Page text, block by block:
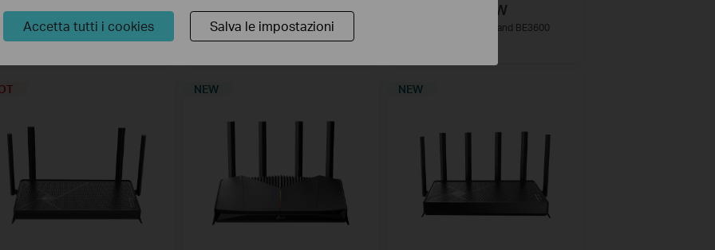
GXE75
Gaming Wi-Fi 6E Tri-Band
Archer BE220
Router Wi-Fi 7 BE3600 Dual-Band
Archer BE220W
Router Wi-Fi 7 Dual-Band BE3600
NEW NEW
Accetta tutti i cookies Salva le impostazioni